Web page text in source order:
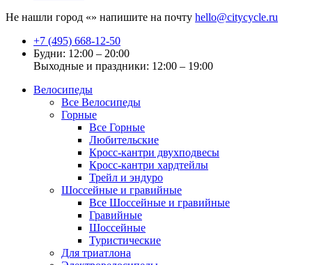
Не нашли город «» напишите на почту hello@citycycle.ru
+7 (495) 668-12-50
Будни: 12:00 – 20:00
Выходные и праздники: 12:00 – 19:00
Велосипеды
Все Велосипеды
Горные
Все Горные
Любительские
Кросс-кантри двухподвесы
Кросс-кантри хардтейлы
Трейл и эндуро
Шоссейные и гравийные
Все Шоссейные и гравийные
Гравийные
Шоссейные
Туристические
Для триатлона